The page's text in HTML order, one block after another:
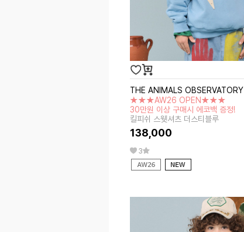
THE ANIMALS OBSERVATORY
★★★AW26 OPEN★★★
30만원 이상 구매시 에코백 증정!
킬피쉬 스웻셔츠 더스티블루
138,000
3